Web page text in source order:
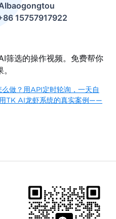
15757917922
筛选的操作视频。免费帮你
做？用API定时轮询，一天自
TK AI龙虾系统的真实案例——
微信客服
扫码添加客服